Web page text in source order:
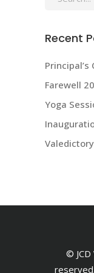
Recent
Principal’s
Farewell
Yoga
© JCD